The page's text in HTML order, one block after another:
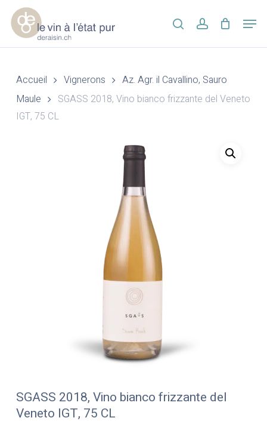
Skip
main
content
searchaccount
Accueil Vignerons
Az. Agr. il Cavallino, Sauro
Maule
SGASS 2018, Vino bianco frizzante del Veneto
IGT, 75 CL
SGASS 2018, Vino bianco frizzante del
Veneto IGT, 75 CL
Menu